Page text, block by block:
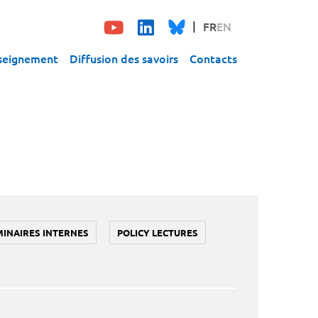
FREN
Diffusion des savoirs Contacts
INTERNES POLICY LECTURES